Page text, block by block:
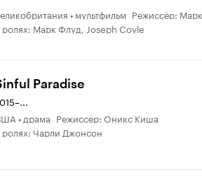
• мультфильм Режиссёр:
ролях: Марк Флуд, Joseph Coyle
Paradise
• драма Режиссёр: Оникс Киша
ролях: Чарли Джонсон